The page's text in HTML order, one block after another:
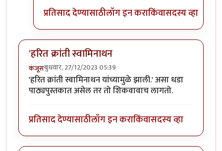
प्रतिसाद देण्यासाठीलॉग इन कराकिंवासदस्य व्हा
'हरित क्रांती स्वामिनाथन
कंजूसबुधवार, 27/12/2023 05:39
'हरित क्रांती स्वामिनाथन यांच्यामुळे झाली.' असा धडा
पाठ्यपुस्तकात असेल तर तो शिकवावाच लागतो.
प्रतिसाद देण्यासाठीलॉग इन कराकिंवासदस्य व्हा